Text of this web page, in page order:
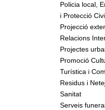
Policia local,
i Protecció
Projecció
Relacions
Projectes
Promoció
Turística i
Residus i
Sanitat
Serveis